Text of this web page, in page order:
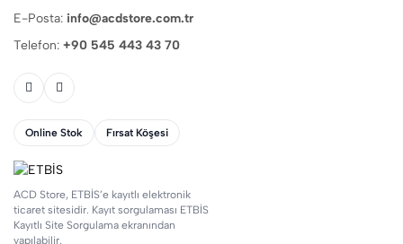
E-Posta: info@acdstore.com.tr
Telefon: +90 545 443 43 70
Online Stok Fırsat Köşesi
ACD Store, ETBİS’e kayıtlı elektronik
ticaret sitesidir. Kayıt sorgulaması ETBİS
Kayıtlı Site Sorgulama ekranından
yapılabilir.